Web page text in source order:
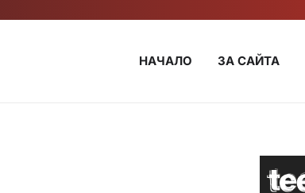
НАЧАЛО ЗА САЙТА